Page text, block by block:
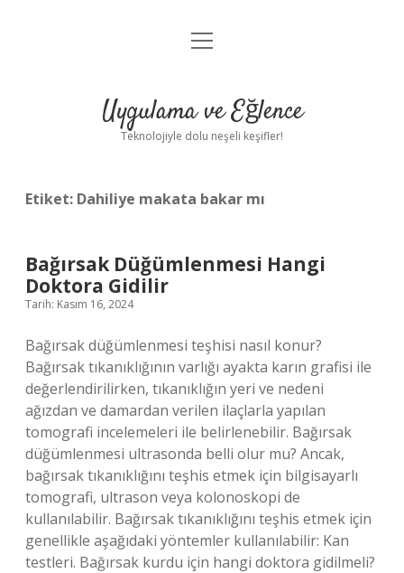
Anasayfa
Yasal Uyarı
menüyü
Uygulama ve Eğlence
Teknolojiyle dolu neşeli keşifler!
Etiket: Dahiliye makata bakar mı
Bağırsak Düğümlenmesi Hangi
Doktora Gidilir
Tarih: Kasım 16, 2024
Bağırsak düğümlenmesi teşhisi nasıl konur?
Bağırsak tıkanıklığının varlığı ayakta karın grafisi ile
değerlendirilirken, tıkanıklığın yeri ve nedeni
ağızdan ve damardan verilen ilaçlarla yapılan
tomografi incelemeleri ile belirlenebilir. Bağırsak
düğümlenmesi ultrasonda belli olur mu? Ancak,
bağırsak tıkanıklığını teşhis etmek için bilgisayarlı
tomografi, ultrason veya kolonoskopi de
kullanılabilir. Bağırsak tıkanıklığını teşhis etmek için
genellikle aşağıdaki yöntemler kullanılabilir: Kan
testleri. Bağırsak kurdu için hangi doktora gidilmeli?